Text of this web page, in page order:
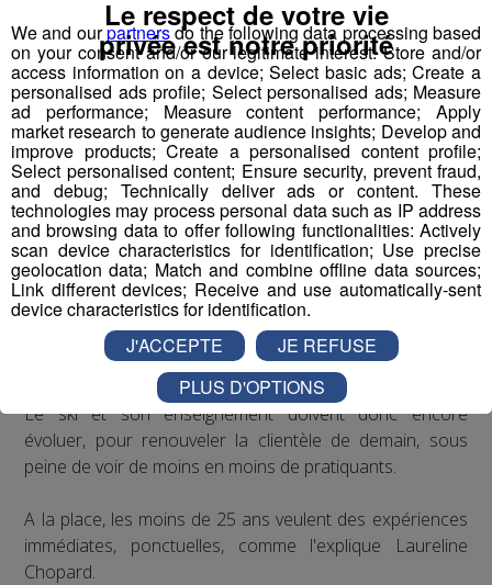
Entre les démonstrations de freestyle et les dédicaces,
les professionnels de l’industrie du ski ont réfléchi à leur
avenir.
Ils se sont en effet rendu compte que lesmoins de 25
ansavaient tendance à déserter les stations.
La faute notamment à un apprentissage de la glisse qui
n’est plus adapté à leurs envies.
Laureline Chopard fait partie de l’agence PopRock
Le ski et son enseignement doivent donc encore
évoluer, pour renouveler la clientèle de demain, sous
peine de voir de moins en moins de pratiquants.
A la place, les moins de 25 ans veulent des expériences
immédiates, ponctuelles, comme l'explique Laureline
Chopard.
We and ourpartnersdo the following data processing based
on your consent and/or our legitimate interest: Store and/or
access information on a device; Select basic ads; Create a
personalised ads profile; Select personalised ads; Measure
ad performance; Measure content performance; Apply
market research to generate audience insights; Develop and
improve products; Create a personalised content profile;
Select personalised content; Ensure security, prevent fraud,
and debug; Technically deliver ads or content. These
technologies may process personal data such as IP address
and browsing data to offer following functionalities: Actively
scan device characteristics for identification; Use precise
geolocation data; Match and combine offline data sources;
Link different devices; Receive and use automatically-sent
device characteristics for identification.
Le respect de votre vie
privée est notre priorité
J'ACCEPTE
JE REFUSE
PLUS D'OPTIONS